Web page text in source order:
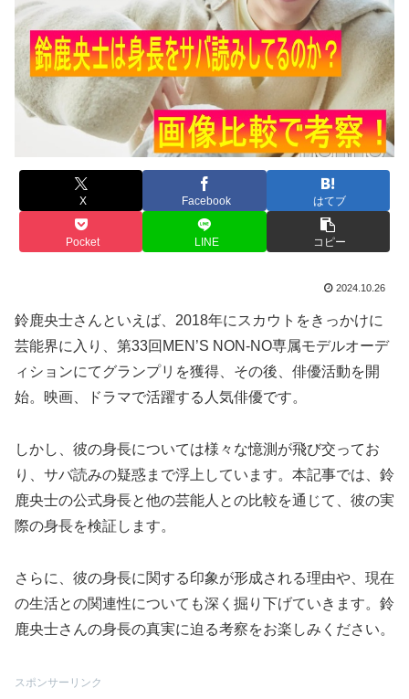
X Facebook はてブ
Pocket LINE コピー
2024.10.26
鈴鹿央士さんといえば、2018年にスカウトをきっかけに
芸能界に入り、第33回MEN’S NON-NO専属モデルオーデ
ィションにてグランプリを獲得、その後、俳優活動を開
始。映画、ドラマで活躍する人気俳優です。
しかし、彼の身長については様々な憶測が飛び交ってお
り、サバ読みの疑惑まで浮上しています。本記事では、鈴
鹿央士の公式身長と他の芸能人との比較を通じて、彼の実
際の身長を検証します。
さらに、彼の身長に関する印象が形成される理由や、現在
の生活との関連性についても深く掘り下げていきます。鈴
鹿央士さんの身長の真実に迫る考察をお楽しみください。
スポンサーリンク